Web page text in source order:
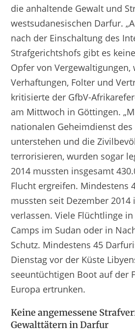
die anhaltende Gewalt und
westsudanesischen Darfur.
nach der Einschaltung des
Strafgerichtshofs gibt es
Opfer von
Verhaftungen, Folter und
kritisierte der GfbV-
am Mittwoch in Göttingen.
nationalen Geheimdienst des
unterstehen und die
terrorisieren, wurden sogar
2014 mussten insgesamt
Flucht ergreifen. Mindestens
mussten seit Dezember 2014
verlassen. Viele Flüchtlinge
Camps im Sudan oder in
Schutz. Mindestens 45
Dienstag vor der Küste
seeuntüchtigen Boot auf der
Europa ertrunken.
Keine angemessene
Gewalttätern in Darfur